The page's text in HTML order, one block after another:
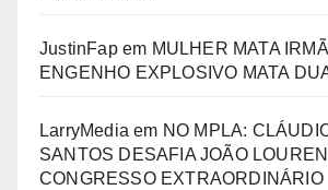
JustinFapem MULHER MATA
ENGENHO EXPLOSIVO MATA
LarryMedia em NO MPLA:
SANTOS DESAFIA JOÃO
CONGRESSO EXTRAORDINÁRIO